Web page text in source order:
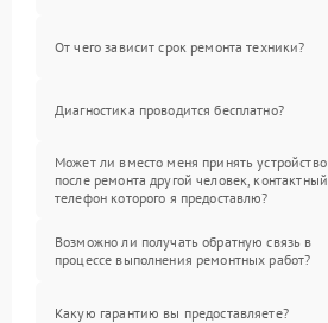
От чего зависит срок ремонта техники?
Диагностика проводится бесплатно?
Может ли вместо меня принять устройство
после ремонта другой человек, контактный
телефон которого я предоставлю?
Возможно ли получать обратную связь в
процессе выполнения ремонтных работ?
Какую гарантию вы предоставляете?